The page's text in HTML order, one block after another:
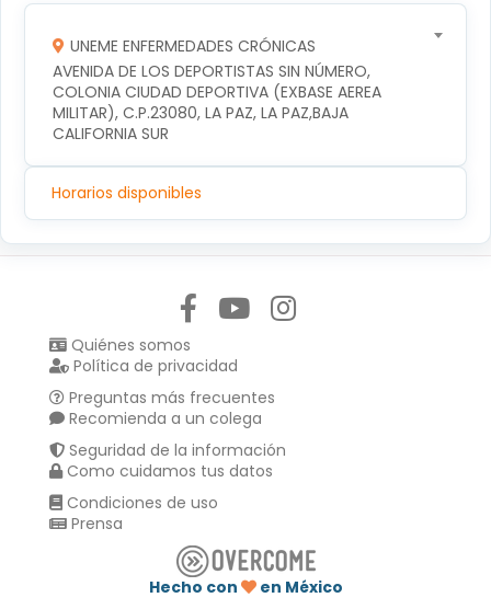
UNEME ENFERMEDADES CRÓNICAS
AVENIDA DE LOS DEPORTISTAS SIN NÚMERO,
COLONIA CIUDAD DEPORTIVA (EXBASE AEREA
MILITAR), C.P.23080, LA PAZ, LA PAZ,BAJA
CALIFORNIA SUR
Horarios disponibles
Quiénes somos
Política de privacidad
Preguntas más frecuentes
Recomienda a un colega
Seguridad de la información
Como cuidamos tus datos
Condiciones de uso
Prensa
Hecho con
en México